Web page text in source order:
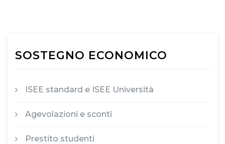
SOSTEGNO ECONOMICO
ISEE standard e ISEE Università
Agevolazioni e sconti
Prestito studenti